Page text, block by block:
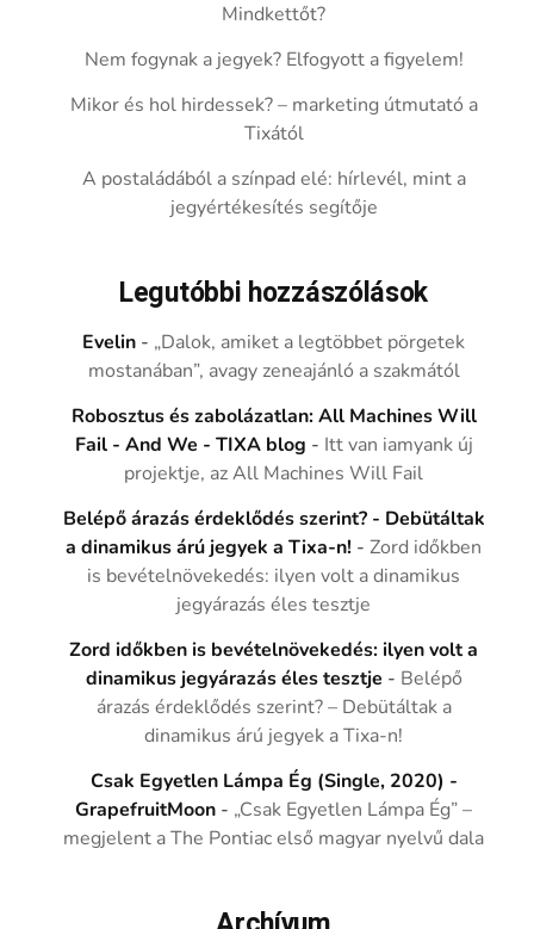
Mindkettőt?
Nem fogynak a jegyek? Elfogyott a figyelem!
Mikor és hol hirdessek? – marketing útmutató a
Tixától
A postaládából a színpad elé: hírlevél, mint a
jegyértékesítés segítője
Legutóbbi hozzászólások
Evelin - „Dalok, amiket a legtöbbet pörgetek
mostanában”, avagy zeneajánló a szakmától
Robosztus és zabolázatlan: All Machines Will
Fail - And We - TIXA blog - Itt van iamyank új
projektje, az All Machines Will Fail
Belépő árazás érdeklődés szerint? - Debütáltak
a dinamikus árú jegyek a Tixa-n! -Zord időkben
is bevételnövekedés: ilyen volt a dinamikus
jegyárazás éles tesztje
Zord időkben is bevételnövekedés: ilyen volt a
dinamikus jegyárazás éles tesztje - Belépő
árazás érdeklődés szerint? – Debütáltak a
dinamikus árú jegyek a Tixa-n!
Csak Egyetlen Lámpa Ég (Single, 2020) -
GrapefruitMoon - „Csak Egyetlen Lámpa Ég” –
megjelent a The Pontiac első magyar nyelvű dala